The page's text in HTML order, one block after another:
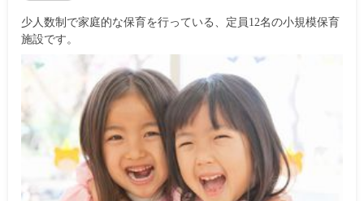
少人数制で家庭的な保育を行っている、定員12名の小規模保育
施設です。